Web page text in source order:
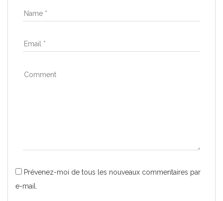
Prévenez-moi de tous les nouveaux commentaires par
e-mail.